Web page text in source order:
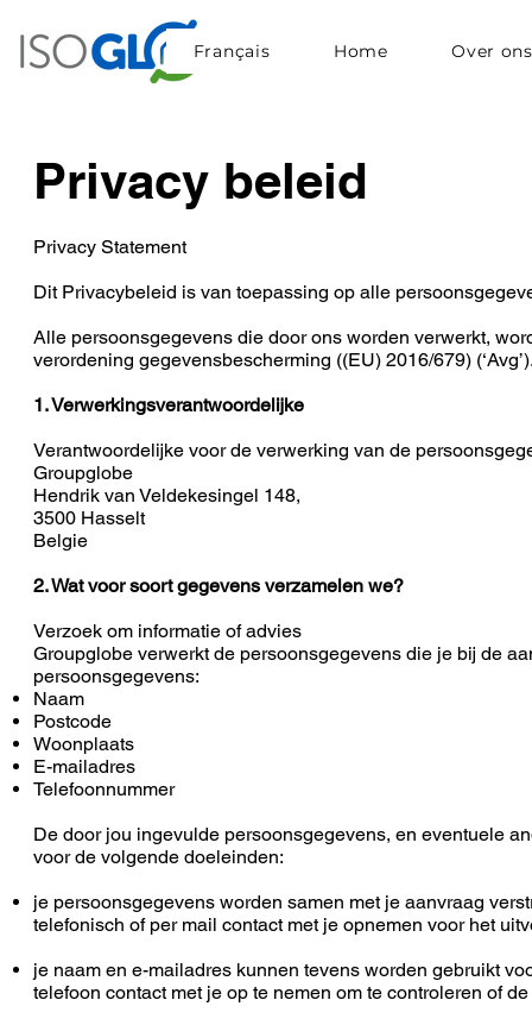
Français Home Over ons
Privacy beleid
Privacy Statement
Dit Privacybeleid is van toepassing op alle
Alle persoonsgegevens die door ons worden verwerkt,
verordening gegevensbescherming ((EU) 2016/679)
1. Verwerkingsverantwoordelijke
Verantwoordelijke voor de verwerking van de
Groupglobe
Hendrik van Veldekesingel 148,
3500 Hasselt
Belgie
2. Wat voor soort gegevens verzamelen we?
Verzoek om informatie of advies
Groupglobe verwerkt de persoonsgegevens die je bij de
persoonsgegevens:
Naam
Postcode
Woonplaats
E-mailadres
Telefoonnummer
De door jou ingevulde persoonsgegevens, en eventuele
voor de volgende doeleinden:
je persoonsgegevens worden samen met je aanvraag
telefonisch of per mail contact met je opnemen voor het
je naam en e-mailadres kunnen tevens worden gebruikt
telefoon contact met je op te nemen om te controleren of